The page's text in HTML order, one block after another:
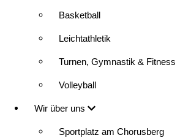
Basketball
Leichtathletik
Turnen, Gymnastik & Fitness
Volleyball
Wir über uns
Sportplatz am Chorusberg